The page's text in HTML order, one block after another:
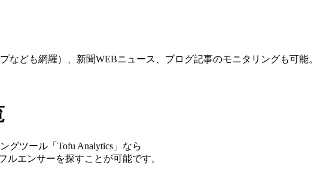
なども網羅）、新聞WEBニュース、ブログ記事のモニタリングも可能。
グツール「Tofu Analytics」なら
ルエンサーを探すことが可能です。